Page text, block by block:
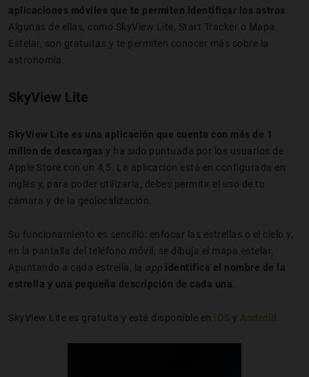
aplicaciones móviles que te permiten identificar los astros
Algunas de ellas, como SkyView Lite, Start Tracker o Mapa
Estelar, son gratuitas y te permiten conocer más sobre la
astronomía.
SkyView Lite
SkyView Lite es una aplicación que cuenta con más de 1
millón de descargas y ha sido puntuada por los usuarios de
Apple Store con un 4,5. La aplicación está en configurada en
inglés y, para poder utilizarla, debes permitir el uso de tu
cámara y de la geolocalización.
Su funcionamiento es sencillo: enfocar las estrellas o el cielo y,
en la pantalla del teléfono móvil, se dibuja el mapa estelar.
Apuntando a cada estrella, la app identifica el nombre de la
estrella y una pequeña descripción de cada una
SkyView Lite es gratuita y está disponible en iOS y Android